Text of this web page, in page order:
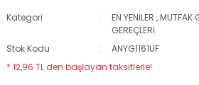
Kategori EN YENİLER ,MUTFAK
GEREÇLERİ
Stok Kodu
ANYG1161UF
* 12,96 TL den başlayan taksitlerle!